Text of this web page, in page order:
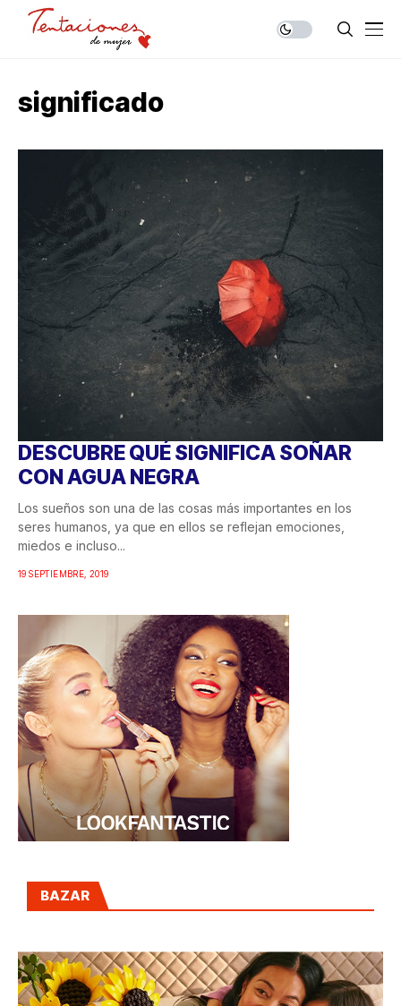
significado
DESCUBRE QUÉ SIGNIFICA SOÑAR
CON AGUA NEGRA
Los sueños son una de las cosas más importantes en los
seres humanos, ya que en ellos se reflejan emociones,
miedos e incluso...
19 SEPTIEMBRE, 2019
BAZAR